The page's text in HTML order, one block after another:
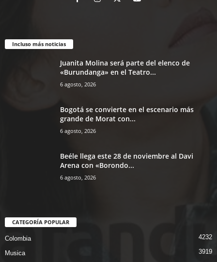
Incluso más noticias
Juanita Molina será parte del elenco de
«Burundanga» en el Teatro...
6 agosto, 2026
Bogotá se convierte en el escenario más
grande de Morat con...
6 agosto, 2026
Beéle llega este 28 de noviembre al Davi
Arena con «Borondo...
6 agosto, 2026
CATEGORÍA POPULAR
Colombia 4232
Musica 3919